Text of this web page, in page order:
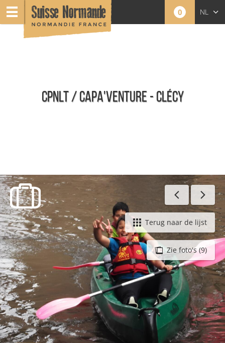
0 NL
CPNLT / CAPA'VENTURE - CLÉCY
Alle Natuursporten van Suisse Normande-Cingal
Zie foto's (9)
Terug naar de lijst